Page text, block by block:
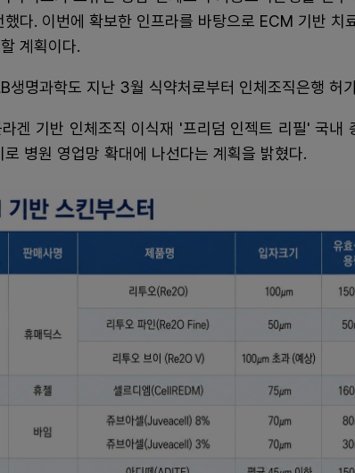
다. 이번에 확보한 인프라를 바탕으로 ECM 기반 치
계획이다.
생명과학도 지난 3월 식약처로부터 인체조직은행 허
겐 기반 인체조직 이식재 '프리덤 인젝트 리필' 국내
병원 영업망 확대에 나선다는 계획을 밝혔다.